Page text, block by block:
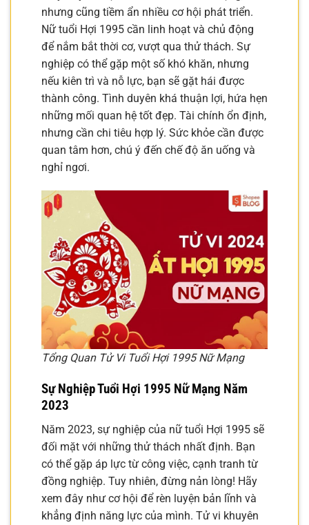
nhưng cũng tiềm ẩn nhiều cơ hội phát triển.
Nữ tuổi Hợi 1995 cần linh hoạt và chủ động
để nắm bắt thời cơ, vượt qua thử thách. Sự
nghiệp có thể gặp một số khó khăn, nhưng
nếu kiên trì và nỗ lực, bạn sẽ gặt hái được
thành công. Tình duyên khá thuận lợi, hứa hẹn
những mối quan hệ tốt đẹp. Tài chính ổn định,
nhưng cần chi tiêu hợp lý. Sức khỏe cần được
quan tâm hơn, chú ý đến chế độ ăn uống và
nghỉ ngơi.
Tổng Quan Tử Vi Tuổi Hợi 1995 Nữ Mạng
Sự Nghiệp Tuổi Hợi 1995 Nữ Mạng Năm
2023
Năm 2023, sự nghiệp của nữ tuổi Hợi 1995 sẽ
đối mặt với những thử thách nhất định. Bạn
có thể gặp áp lực từ công việc, cạnh tranh từ
đồng nghiệp. Tuy nhiên, đừng nản lòng! Hãy
xem đây như cơ hội để rèn luyện bản lĩnh và
khẳng định năng lực của mình. Tử vi khuyên